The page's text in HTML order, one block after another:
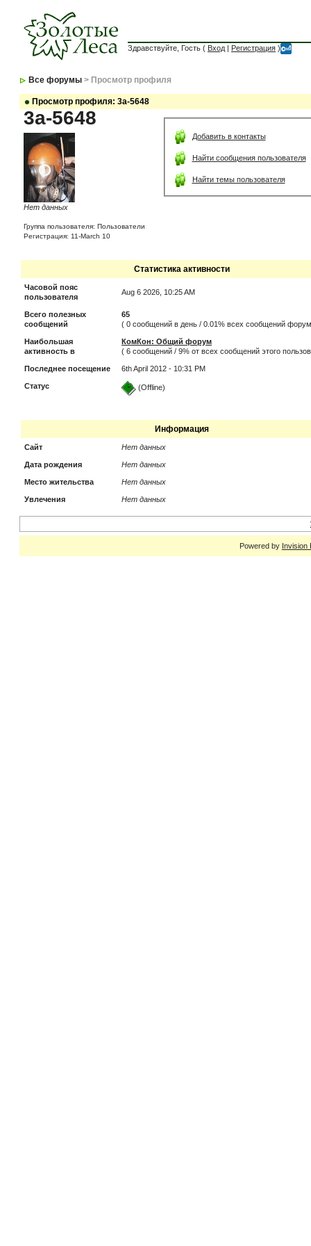
Здравствуйте, Гость ( Вход | Регистрация )
Все форумы > Просмотр профиля
Просмотр профиля: 3a-5648
3a-5648
Нет данных
Группа пользователя: Пользователи
Регистрация: 11-March 10
Добавить в контакты
Найти сообщения пользователя
Найти темы пользователя
Статистика активности
Часовой пояс
пользователя
Aug 6 2026, 10:25 AM
Всего полезных
сообщений
65
( 0 сообщений в день / 0.01% всех сообщений
Наибольшая
активность в
КомКон: Общий форум
( 6 сообщений / 9% от всех сообщений этого
Последнее посещение 6th April 2012 - 10:31 PM
Статус (Offline)
Информация
Сайт Нет данных
Дата рождения Нет данных
Место жительства Нет данных
Увлечения Нет данных
Powered by Invision